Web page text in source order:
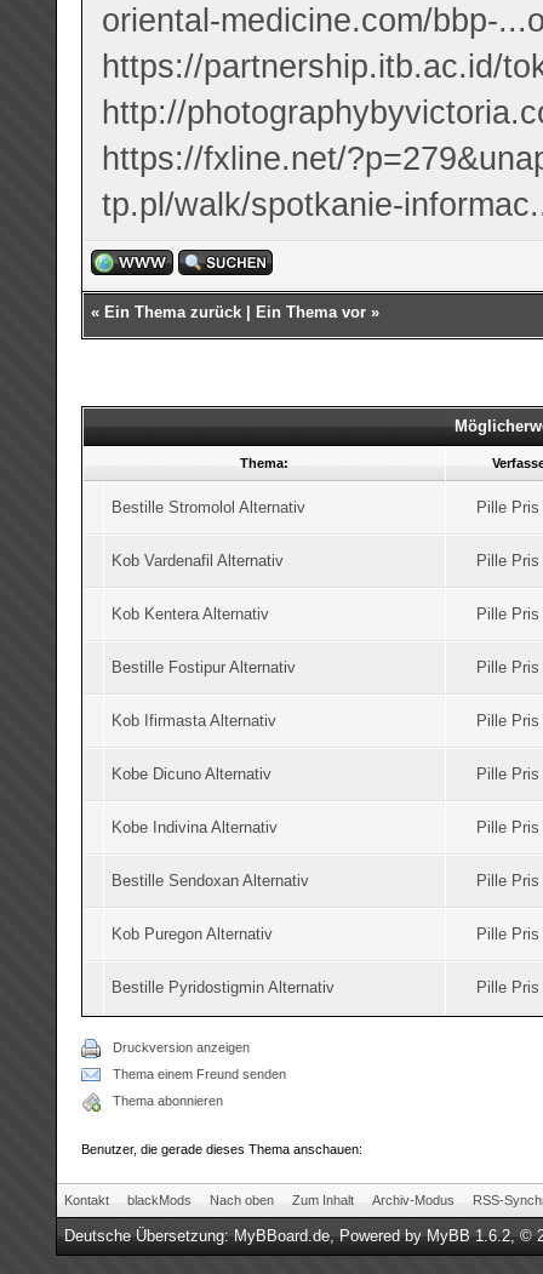
oriental-medicine.com/bbp-
https://partnership.itb.ac.id/
http://
https://fxline.net/
tp.pl/walk/spotkanie-
« Ein Thema zurück Ein Thema vor »
Thema:
Bestille Stromolol Alternativ Pille Pris
Kob Vardenafil Alternativ Pille Pris
Kob Kentera Alternativ Pille Pris
Bestille Fostipur Alternativ Pille Pris
Kob Ifirmasta Alternativ Pille Pris
Kobe Dicuno Alternativ Pille Pris
Kobe Indivina Alternativ Pille Pris
Bestille Sendoxan Alternativ Pille Pris
Kob Puregon Alternativ Pille Pris
Bestille Pyridostigmin Alternativ Pille Pris
Druckversion anzeigen
Thema einem Freund senden
Thema abonnieren
Benutzer, die gerade dieses Thema anschauen:
Kontakt blackMods Nach oben Zum Inhalt Archiv-Modus RSS-
Deutsche Übersetzung:MyBBoard.de, Powered byMyBB 1.6.2, ©